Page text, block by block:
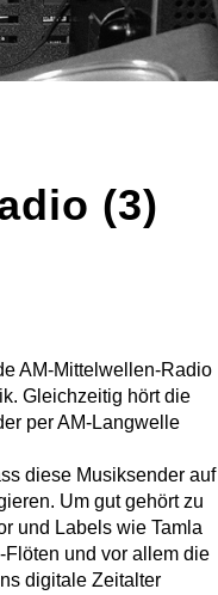
(3)
AM-Mittelwellen-Radio
Gleichzeitig hört die
per AM-Langwelle
diese Musiksender auf
Um gut gehört zu
und Labels wie Tamla
und vor allem die
digitale Zeitalter